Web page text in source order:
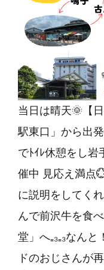
当日は晴天🌞【
駅東口」 から出発
でﾄｲﾚ休憩をし岩
催中 見応え満点
に説明をしてく
んで前沢牛を食
堂」 へ₌₃₌₃なん
ドのおじさんが